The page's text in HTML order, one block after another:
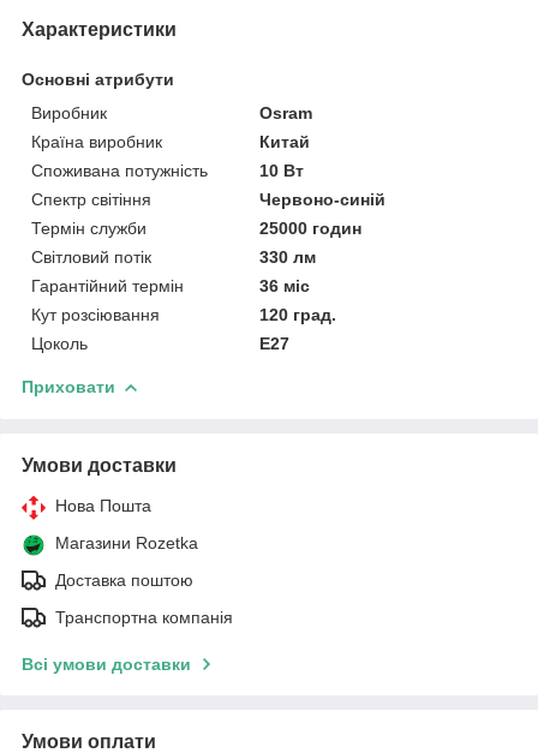
Характеристики
Основні атрибути
Виробник
Osram
Країна виробник
Китай
Споживана потужність
10 Вт
Спектр світіння
Червоно-синій
Термін служби
25000 годин
Світловий потік
330 лм
Гарантійний термін
36 міс
Кут розсіювання
120 град.
Цоколь
E27
Приховати
Умови доставки
Нова Пошта
Магазини Rozetka
Доставка поштою
Транспортна компанія
Всі умови доставки
Умови оплати